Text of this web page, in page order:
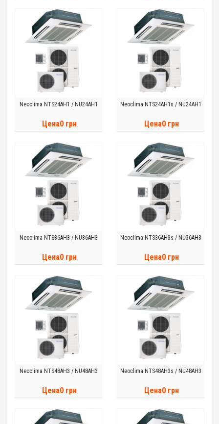
Neoclima NTS24AH1 / NU24AH1
Цена0 грн
Neoclima NTS24AH1s / NU24AH1
Цена0 грн
Neoclima NTS36AH3 / NU36AH3
Цена0 грн
Neoclima NTS36AH3s / NU36AH3
Цена0 грн
Neoclima NTS48AH3 / NU48AH3
Цена0 грн
Neoclima NTS48AH3s / NU48AH3
Цена0 грн